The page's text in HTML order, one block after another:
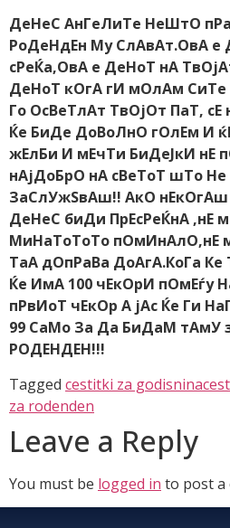
ДеНеС АнГеЛиТе НеШтО
РоДеНдЕн Му СлАвАт.ОвА е
сРеЌа,ОвА е ДеНоТ нА
ДеНоТ кОгА гИ мОлАм СиТе
Го ОсВеТлАт ТвОјОт ПаТ,
Ќе БиДе ДоВоЛнО гОлЕм И
жЕлБи И мЕчТи БиДеЈкИ нЕ
нАјДоБрО нА сВеТоТ шТо Не
ЗаСлУжЅвАш!! АкО нЕкОгАш
ДеНеС биДи ПрЕсРеЌнА ,нЕ
МиНаТоТоТо пОмИнАлО,нЕ
ТаА дОпРаВа ДоАгА.КоГа Ке
Ќе ИмА 100 чЕкОрИ пОмЕѓу
пРвИоТ чЕкОр А јАс Ќе Ги
99 СаМо За Да БиДаМ тАмУ
РОДЕНДЕН!!!
Tagged cestitki za godisnina
za rodenden
Leave a Reply
You must be logged in to post a